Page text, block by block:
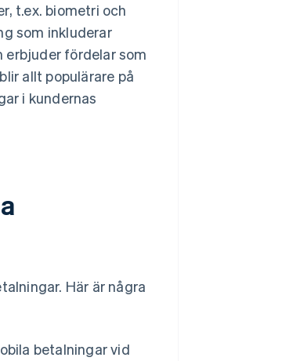
t.ex. biometri och
som inkluderar
erbjuder fördelar som
allt populärare på
i kundernas
Här är några
betalningar vid